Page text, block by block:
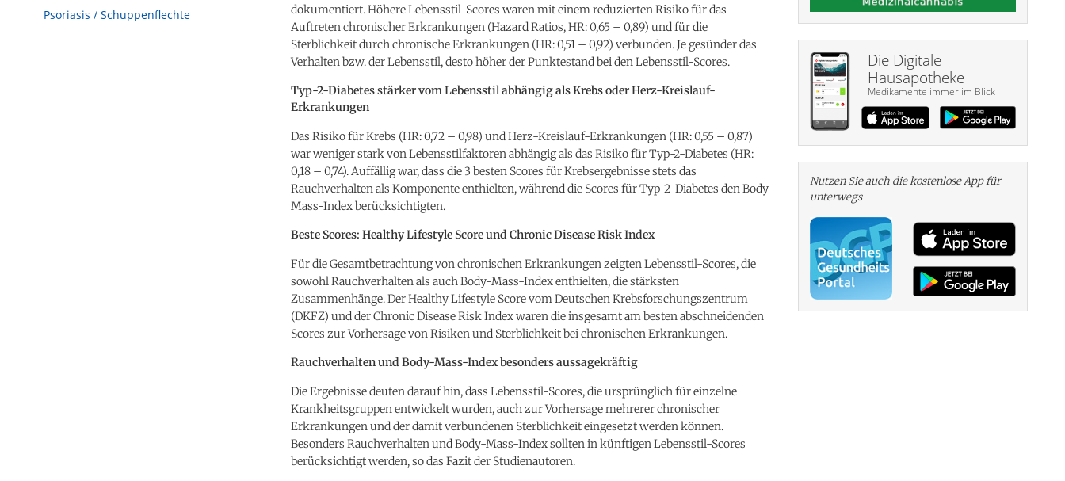
Psoriasis / Schuppenflechte
dokumentiert. Höhere Lebensstil-Scores waren mit einem reduzierten Risiko für das
Auftreten chronischer Erkrankungen (Hazard Ratios, HR: 0,65 – 0,89) und für die
Sterblichkeit durch chronische Erkrankungen (HR: 0,51 – 0,92) verbunden. Je gesünder das
Verhalten bzw. der Lebensstil, desto höher der Punktestand bei den Lebensstil-Scores.
Typ-2-Diabetes stärker vom Lebensstil abhängig als Krebs oder Herz-Kreislauf-
Erkrankungen
Das Risiko für Krebs (HR: 0,72 – 0,98) und Herz-Kreislauf-Erkrankungen (HR: 0,55 – 0,87)
war weniger stark von Lebensstilfaktoren abhängig als das Risiko für Typ-2-Diabetes (HR:
0,18 – 0,74). Auffällig war, dass die 3 besten Scores für Krebsergebnisse stets das
Rauchverhalten als Komponente enthielten, während die Scores für Typ-2-Diabetes den Body-
Mass-Index berücksichtigten.
Beste Scores: Healthy Lifestyle Score und Chronic Disease Risk Index
Für die Gesamtbetrachtung von chronischen Erkrankungen zeigten Lebensstil-Scores, die
sowohl Rauchverhalten als auch Body-Mass-Index enthielten, die stärksten
Zusammenhänge. Der Healthy Lifestyle Score vom Deutschen Krebsforschungszentrum
(DKFZ) und der Chronic Disease Risk Index waren die insgesamt am besten abschneidenden
Scores zur Vorhersage von Risiken und Sterblichkeit bei chronischen Erkrankungen.
Rauchverhalten und Body-Mass-Index besonders aussagekräftig
Die Ergebnisse deuten darauf hin, dass Lebensstil-Scores, die ursprünglich für einzelne
Krankheitsgruppen entwickelt wurden, auch zur Vorhersage mehrerer chronischer
Erkrankungen und der damit verbundenen Sterblichkeit eingesetzt werden können.
Besonders Rauchverhalten und Body-Mass-Index sollten in künftigen Lebensstil-Scores
berücksichtigt werden, so das Fazit der Studienautoren.
Die Digitale
Hausapotheke
Medikamente immer im Blick
Nutzen Sie auch die kosten­lose App für
unterwegs